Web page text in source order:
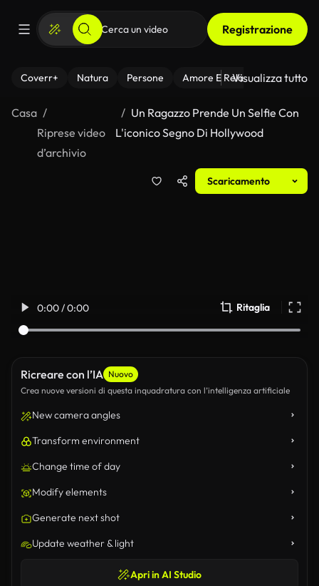
Registrazione
Coverr+ Natura Persone Amore E Relazioni Il
Visualizza tutto
Casa
Riprese video
d’archivio
Un Ragazzo Prende Un Selfie Con
L'iconico Segno Di Hollywood
Scaricamento
0:00 / 0:00 Ritaglia
Ricreare con l’IA Nuovo
Crea nuove versioni di questa inquadratura con l’intelligenza artificiale
New camera angles
Transform environment
Change time of day
Modify elements
Generate next shot
Update weather & light
Apri in AI Studio